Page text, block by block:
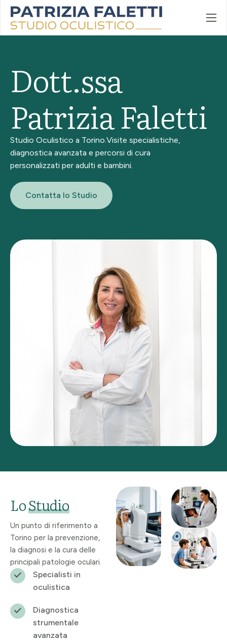
Home
Patologie e trattamenti
Dott.ssa
Patrizia Faletti
Studio Oculistico a Torino.Visite specialistiche,
diagnostica avanzata e percorsi di cura
personalizzati per adulti e bambini.
Contatta lo Studio
LoStudio
Un punto di riferimento a
Torino per la prevenzione,
la diagnosi e la cura delle
principali patologie oculari.
Specialisti in
oculistica
Diagnostica
strumentale
avanzata